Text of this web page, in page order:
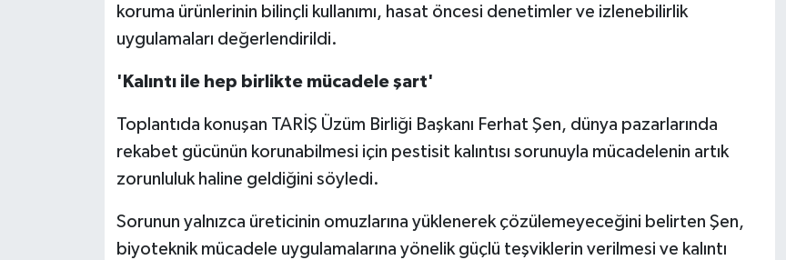
koruma ürünlerinin bilinçli kullanımı, hasat öncesi denetimler ve izlenebilirlik
uygulamaları değerlendirildi.
'Kalıntı ile hep birlikte mücadele şart'
Toplantıda konuşan TARİŞ Üzüm Birliği Başkanı Ferhat Şen, dünya pazarlarında
rekabet gücünün korunabilmesi için pestisit kalıntısı sorunuyla mücadelenin artık
zorunluluk haline geldiğini söyledi.
Sorunun yalnızca üreticinin omuzlarına yüklenerek çözülemeyeceğini belirten Şen,
biyoteknik mücadele uygulamalarına yönelik güçlü teşviklerin verilmesi ve kalıntı